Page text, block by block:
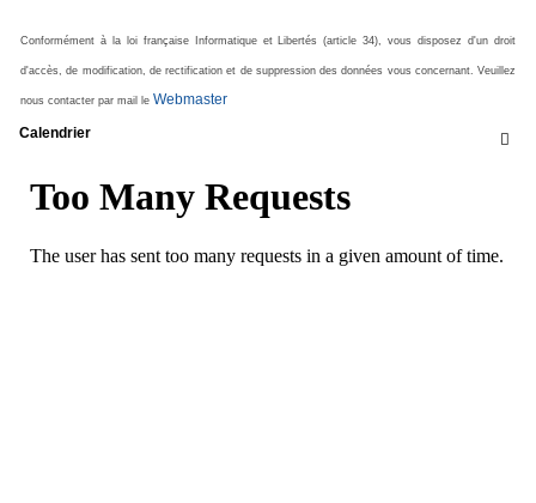
Conformément à la loi française Informatique et Libertés (article 34), vous disposez d'un droit
d'accès, de modification, de rectification et de suppression des données vous concernant. Veuillez
nous contacter par mail le Webmaster

Calendrier